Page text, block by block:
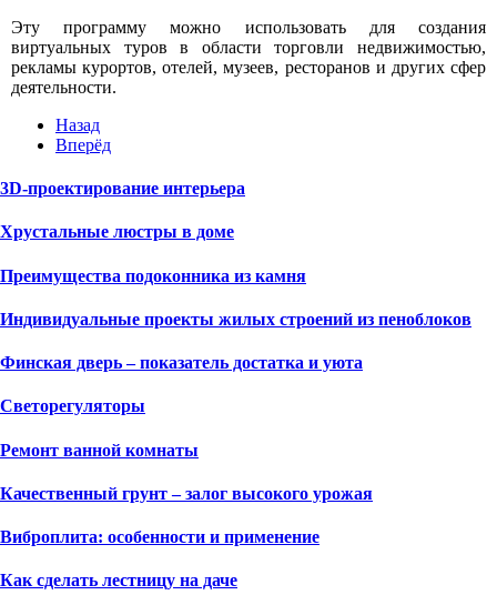
Эту программу можно использовать для создания
виртуальных туров в области торговли недвижимостью,
рекламы курортов, отелей, музеев, ресторанов и других сфер
деятельности.
Назад
Вперёд
3D-проектирование интерьера
Хрустальные люстры в доме
Преимущества подоконника из камня
Индивидуальные проекты жилых строений из пеноблоков
Финская дверь – показатель достатка и уюта
Светорегуляторы
Ремонт ванной комнаты
Качественный грунт – залог высокого урожая
Виброплита: особенности и применение
Как сделать лестницу на даче